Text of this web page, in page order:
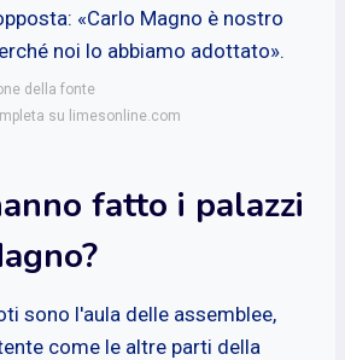
«Carlo Magno è nostro
noi lo abbiamo adottato».
della fonte
su limesonline.com
fatto i palazzi
sono l'aula delle assemblee,
come le altre parti della